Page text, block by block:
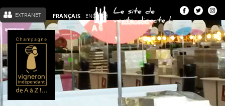
FRANÇAIS ENGLISH
EXTRANET